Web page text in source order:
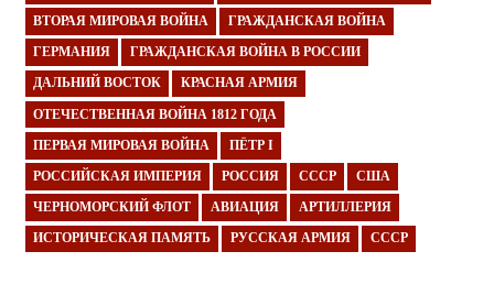
ВТОРАЯ МИРОВАЯ ВОЙНА ГРАЖДАНСКАЯ ВОЙНА
ГЕРМАНИЯ ГРАЖДАНСКАЯ ВОЙНА В РОССИИ
ДАЛЬНИЙ ВОСТОК КРАСНАЯ АРМИЯ
ОТЕЧЕСТВЕННАЯ ВОЙНА 1812 ГОДА
ПЕРВАЯ МИРОВАЯ ВОЙНА ПЁТР I
РОССИЙСКАЯ ИМПЕРИЯ РОССИЯ СССР США
ЧЕРНОМОРСКИЙ ФЛОТ АВИАЦИЯ АРТИЛЛЕРИЯ
ИСТОРИЧЕСКАЯ ПАМЯТЬ РУССКАЯ АРМИЯ СССР